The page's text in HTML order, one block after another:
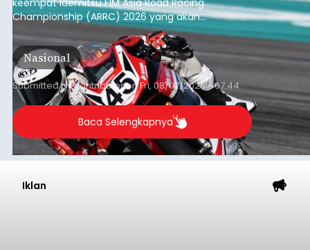
Championship (ARRC) 2026 yang akan
berlangsung di Pertamina Mandalika
International Circuit, Lombok, Nusa Tenggara
Barat, pada 7–9 Agustus 2026.
Nasional
Submitted bycontributoronFri, 08/07/2026 - 07:44
Baca Selengkapnya
Iklan